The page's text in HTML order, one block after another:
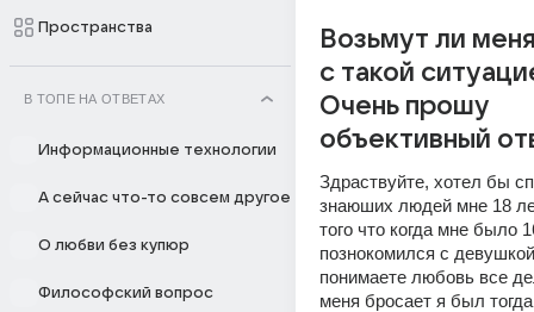
Пространства
В ТОПЕ НА ОТВЕТАХ
Информационные технологии
А сейчас что-то совсем другое
О любви без купюр
Философский вопрос
Возьмут ли
с такой
Очень прошу
объективный
Здраствуйте, хотел бы
знаюших людей мне 18
того что когда мне было
познокомился с
понимаете любовь все
меня бросает я был